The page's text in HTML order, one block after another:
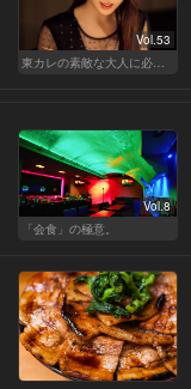
Vol.53
東カレの素敵な大人に必要なこと
Vol.8
「会食」の極意。